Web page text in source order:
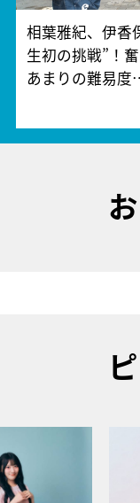
相葉雅紀、伊香
生初の挑戦”！
あまりの難易